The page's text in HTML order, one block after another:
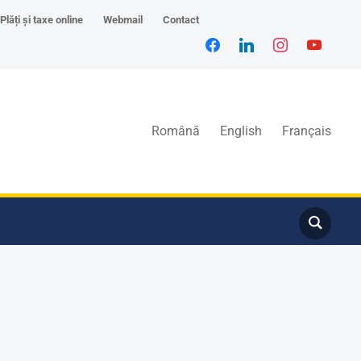
Plăți și taxe online Webmail Contact
Română English Français